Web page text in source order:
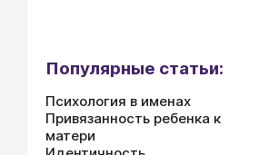
Популярные статьи:
Психология в именах
Привязанность ребенка к
матери